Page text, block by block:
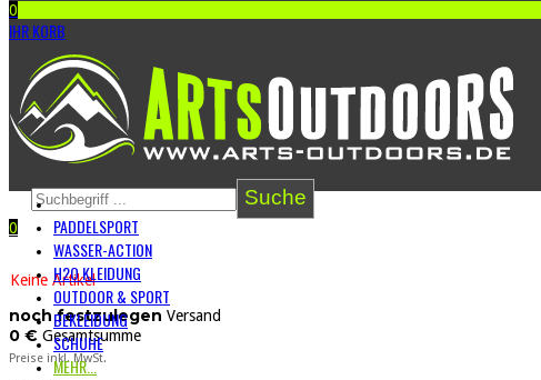
0
IHR KORB
Suche
0
WARENKORB 0 ARTIKEL
Keine Artikel
noch festzulegen Versand
0 € Gesamtsumme
Preise inkl. MwSt.
PADDELSPORT
WASSER-ACTION
H2O KLEIDUNG
OUTDOOR & SPORT
BEKLEIDUNG
SCHUHE
MEHR...